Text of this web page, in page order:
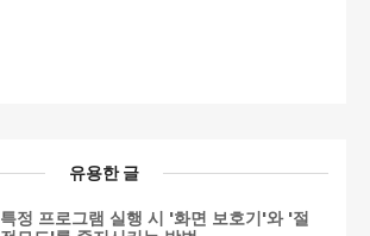
유용한 글
특정 프로그램 실행 시 '화면 보호기'와 '절